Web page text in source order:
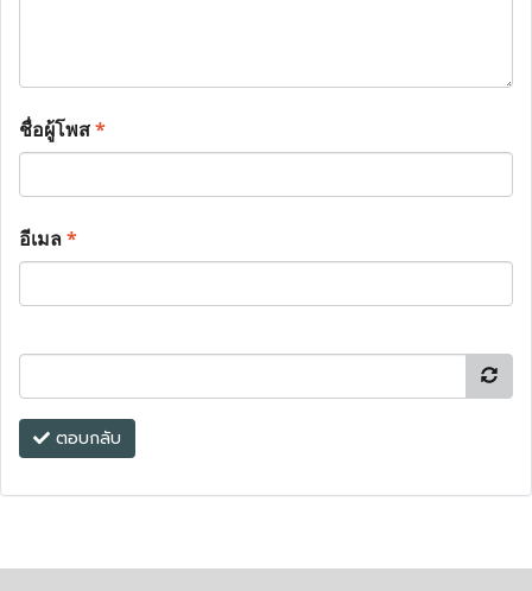
ชื่อผู้โพส*
อีเมล*
ตอบกลับ